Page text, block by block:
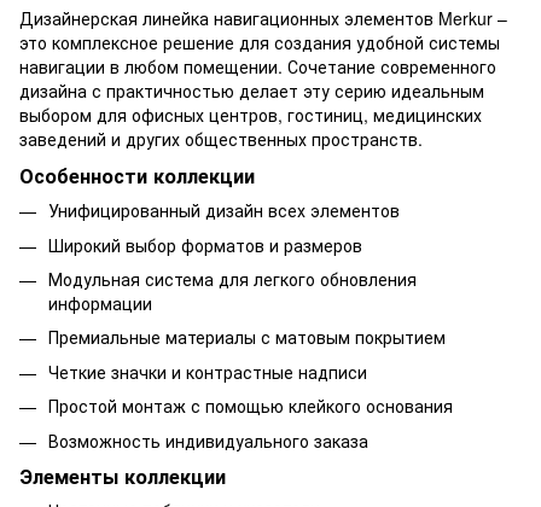
Дизайнерская линейка навигационных элементов Merkur –
это комплексное решение для создания удобной системы
навигации в любом помещении. Сочетание современного
дизайна с практичностью делает эту серию идеальным
выбором для офисных центров, гостиниц, медицинских
заведений и других общественных пространств.
Особенности коллекции
Унифицированный дизайн всех элементов
Широкий выбор форматов и размеров
Модульная система для легкого обновления
информации
Премиальные материалы с матовым покрытием
Четкие значки и контрастные надписи
Простой монтаж с помощью клейкого основания
Возможность индивидуального заказа
Элементы коллекции